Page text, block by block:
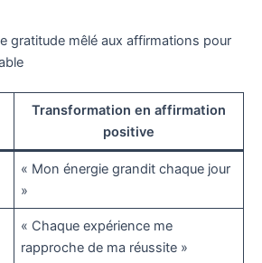
gratitude mêlé aux affirmations pour
Transformation en affirmation
positive
« Mon énergie grandit chaque jour
»
« Chaque expérience me
rapproche de ma réussite »